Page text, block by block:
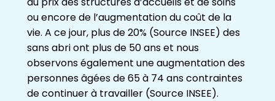
ou encore de l’augmentation du coût de la
vie. A ce jour, plus de 20% (Source INSEE) des
sans abri ont plus de 50 ans et nous
observons également une augmentation des
personnes âgées de 65 à 74 ans contraintes
de continuer à travailler (Source INSEE).